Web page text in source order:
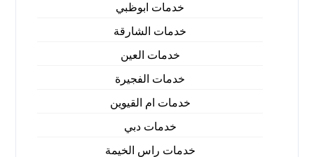
خدمات ابوظبي
خدمات الشارقة
خدمات العين
خدمات الفجيرة
خدمات ام القيوين
خدمات دبي
خدمات راس الخيمة